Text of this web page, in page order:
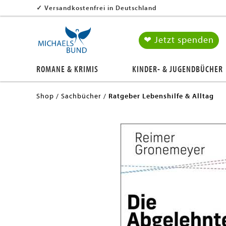
✓ Versandkostenfrei in Deutschland
❤ Jetzt spenden
ROMANE & KRIMIS KINDER- & JUGENDBÜCHER
Shop Sachbücher Ratgeber Lebenshilfe & Alltag